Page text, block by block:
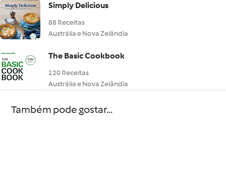
Simply Delicious
88 Receitas
Austrália e Nova Zelândia
The Basic Cookbook
120 Receitas
Austrália e Nova Zelândia
Também pode gostar...